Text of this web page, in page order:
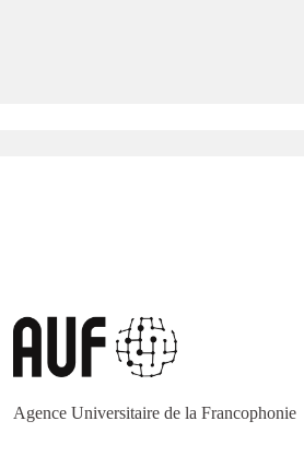
Agence Universitaire de la Francophonie